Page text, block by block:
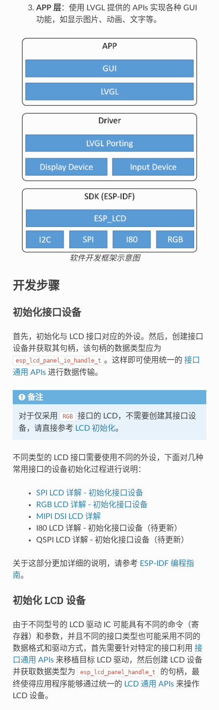
APP 层：使用 LVGL 提供的 APIs 实现各种 GUI
功能，如显示图片、动画、文字等。
软件开发框架示意图
开发步骤
初始化接口设备
首先，初始化与 LCD 接口对应的外设。然后，创建接口
设备并获取其句柄，该句柄的数据类型应为
esp_lcd_panel_io_handle_t 。这样即可使用统一的 接口
通用 APIs进行数据传输。
备注
对于仅采用 RGB
接口的 LCD，不需要创建其接口设
备，请直接参考 LCD 初始化。
不同类型的 LCD 接口需要使用不同的外设，下面对几种
常用接口的设备初始化过程进行说明：
SPI LCD 详解 - 初始化接口设备
RGB LCD 详解 - 初始化接口设备
MIPI DSI LCD 详解
I80 LCD 详解 - 初始化接口设备（待更新）
QSPI LCD 详解 - 初始化接口设备（待更新）
关于这部分更加详细的说明，请参考 ESP-IDF 编程指
南。
初始化 LCD 设备
由于不同型号的 LCD 驱动 IC 可能具有不同的命令（寄
存器）和参数，并且不同的接口类型也可能采用不同的
数据格式和驱动方式，首先需要针对特定的接口利用 接
口通用 APIs来移植目标 LCD 驱动，然后创建 LCD 设备
并获取数据类型为
esp_lcd_panel_handle_t
的句柄，最
终使得应用程序能够通过统一的 LCD 通用 APIs来操作
LCD 设备。